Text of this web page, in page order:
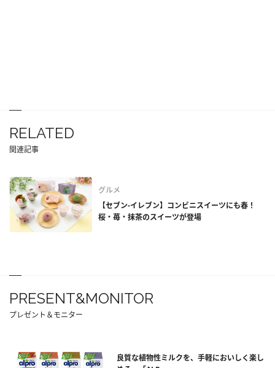
RELATED
関連記事
グルメ
【セブン-イレブン】コンビニスイーツにも春！
桜・苺・抹茶のスイーツが登場
PRESENT&MONITOR
プレゼント＆モニター
良質な植物性ミルクを、手軽においしく楽し